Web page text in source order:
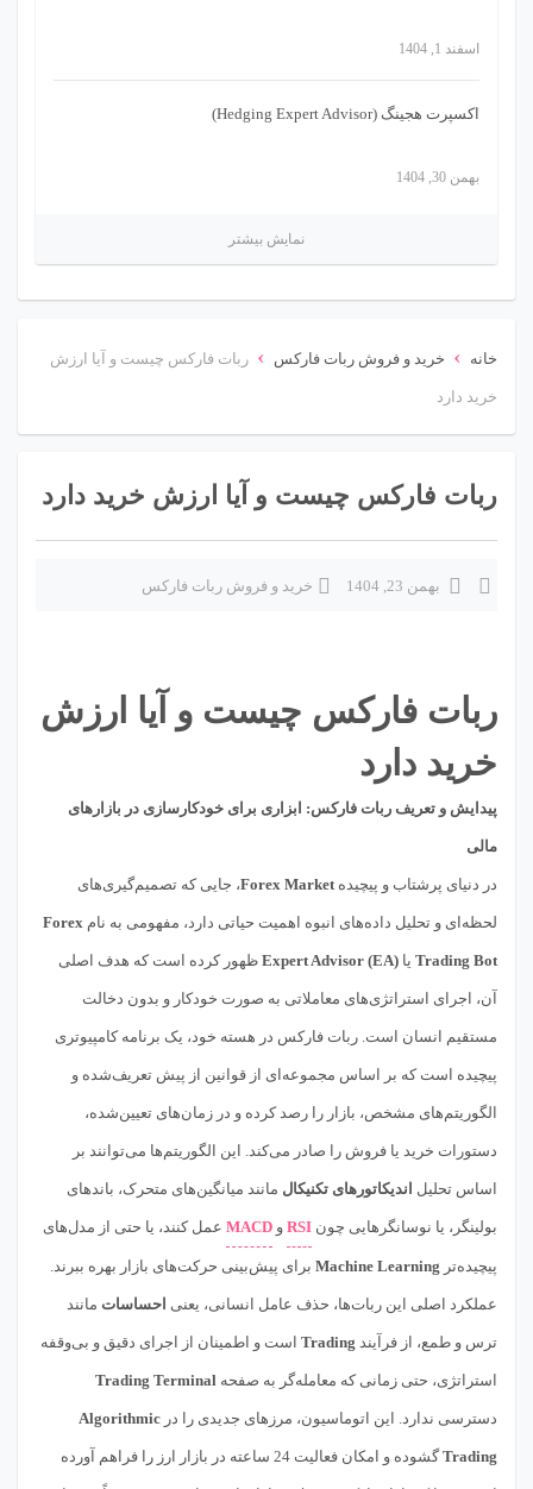
اسفند 1, 1404
اکسپرت هجینگ (Hedging Expert Advisor)
بهمن 30, 1404
نمایش بیشتر
خانه › خرید و فروش ربات فارکس › ربات فارکس چیست و آیا ارزش
خرید دارد
ربات فارکس چیست و آیا ارزش خرید دارد
بهمن 23, 1404 خرید و فروش ربات فارکس
ربات فارکس چیست و آیا ارزش
خرید دارد
پیدایش و تعریف ربات فارکس: ابزاری برای خودکارسازی در بازارهای
مالی
در دنیای پرشتاب و پیچیدهForex Market، جایی که تصمیم‌گیری‌های
لحظه‌ای و تحلیل داده‌های انبوه اهمیت حیاتی دارد، مفهومی به نام Forex
Trading Bot یا Expert Advisor (EA) ظهور کرده است که هدف اصلی
آن، اجرای استراتژی‌های معاملاتی به صورت خودکار و بدون دخالت
مستقیم انسان است. ربات فارکس در هسته خود، یک برنامه کامپیوتری
پیچیده است که بر اساس مجموعه‌ای از قوانین از پیش تعریف‌شده و
الگوریتم‌های مشخص، بازار را رصد کرده و در زمان‌های تعیین‌شده،
دستورات خرید یا فروش را صادر می‌کند. این الگوریتم‌ها می‌توانند بر
اساس تحلیل اندیکاتورهای تکنیکال مانند میانگین‌های متحرک، باندهای
بولینگر، یا نوسانگرهایی چون RSI و MACD عمل کنند، یا حتی از مدل‌های
پیچیده‌تر Machine Learning برای پیش‌بینی حرکت‌های بازار بهره ببرند.
عملکرد اصلی این ربات‌ها، حذف عامل انسانی، یعنی احساسات مانند
ترس و طمع، از فرآیند Trading است و اطمینان از اجرای دقیق و بی‌وقفه
استراتژی، حتی زمانی که معامله‌گر به صفحه Trading Terminal
دسترسی ندارد. این اتوماسیون، مرزهای جدیدی را در Algorithmic
Trading گشوده و امکان فعالیت 24 ساعته در بازار ارز را فراهم آورده